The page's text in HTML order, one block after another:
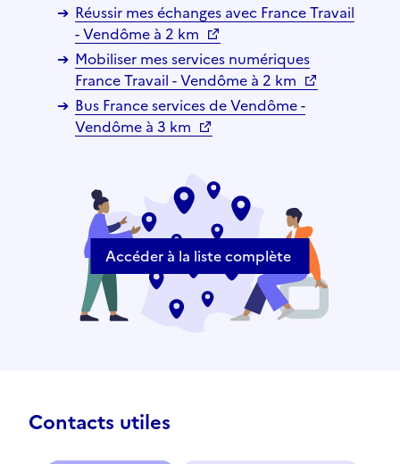
Réussir mes échanges avec France Travail
- Vendôme à 2 km
Mobiliser mes services numériques
France Travail - Vendôme à 2 km
Bus France services de Vendôme -
Vendôme à 3 km
Accéder à la liste complète
Contacts utiles